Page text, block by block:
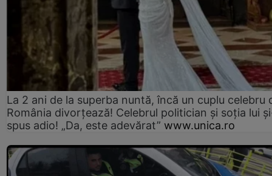
La 2 ani de la superba nuntă, încă un cuplu celebru
România divorțează! Celebrul politician și soția lui
spus adio! „Da, este adevărat” www.unica.ro